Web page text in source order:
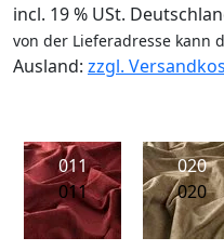
incl. 19 % USt.
von der Lieferadresse kann
Ausland: zzgl.
011
011
020
020